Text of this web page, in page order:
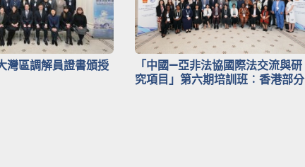
灣區調解員證書頒授
「中國—亞非法協國際法交流與研
究項目」第六期培訓班︰香港部分